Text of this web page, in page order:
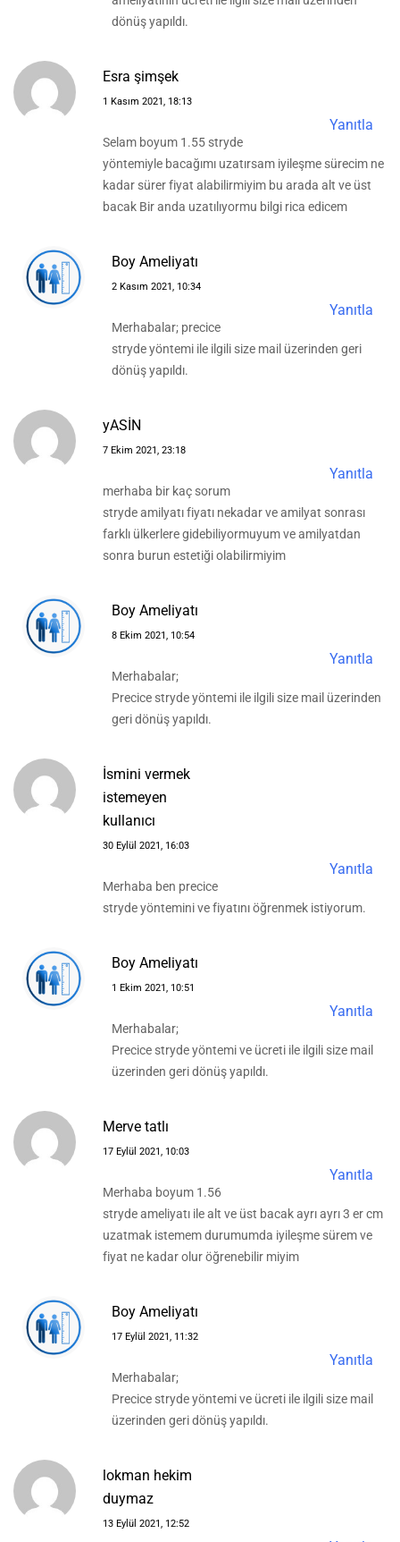
dönüş yapıldı.
Esra şimşek
1 Kasım 2021, 18:13
Yanıtla
Selam boyum 1.55 stryde
yöntemiyle bacağımı uzatırsam iyileşme sürecim ne
kadar sürer fiyat alabilirmiyim bu arada alt ve üst
bacak Bir anda uzatılıyormu bilgi rica edicem
Boy Ameliyatı
2 Kasım 2021, 10:34
Yanıtla
Merhabalar; precice
stryde yöntemi ile ilgili size mail üzerinden geri
dönüş yapıldı.
yASİN
7 Ekim 2021, 23:18
Yanıtla
merhaba bir kaç sorum
stryde amilyatı fiyatı nekadar ve amilyat sonrası
farklı ülkerlere gidebiliyormuyum ve amilyatdan
sonra burun estetiği olabilirmiyim
Boy Ameliyatı
8 Ekim 2021, 10:54
Yanıtla
Merhabalar;
Precice stryde yöntemi ile ilgili size mail üzerinden
geri dönüş yapıldı.
İsmini vermek
istemeyen
kullanıcı
30 Eylül 2021, 16:03
Yanıtla
Merhaba ben precice
stryde yöntemini ve fiyatını öğrenmek istiyorum.
Boy Ameliyatı
1 Ekim 2021, 10:51
Yanıtla
Merhabalar;
Precice stryde yöntemi ve ücreti ile ilgili size mail
üzerinden geri dönüş yapıldı.
Merve tatlı
17 Eylül 2021, 10:03
Yanıtla
Merhaba boyum 1.56
stryde ameliyatı ile alt ve üst bacak ayrı ayrı 3 er cm
uzatmak istemem durumumda iyileşme sürem ve
fiyat ne kadar olur öğrenebilir miyim
Boy Ameliyatı
17 Eylül 2021, 11:32
Yanıtla
Merhabalar;
Precice stryde yöntemi ve ücreti ile ilgili size mail
üzerinden geri dönüş yapıldı.
lokman hekim
duymaz
13 Eylül 2021, 12:52